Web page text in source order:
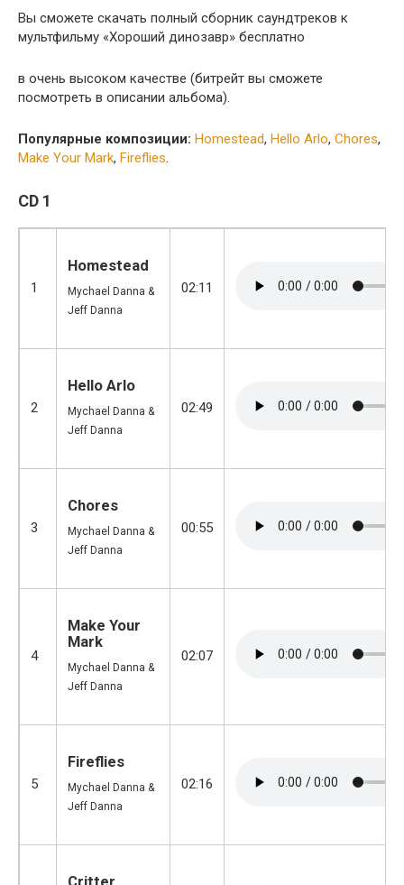
Вы сможете скачать полный сборник саундтреков к
мультфильму «Хороший динозавр» бесплатно
в очень высоком качестве (битрейт вы сможете
посмотреть в описании альбома).
Популярные композиции: Homestead, Hello Arlo, Chores,
Make Your Mark, Fireflies.
CD 1
1
Homestead
Mychael Danna &
Jeff Danna
02:11
2
Hello Arlo
Mychael Danna &
Jeff Danna
02:49
3
Chores
Mychael Danna &
Jeff Danna
00:55
4
Make Your
Mark
Mychael Danna &
Jeff Danna
02:07
5
Fireflies
Mychael Danna &
Jeff Danna
02:16